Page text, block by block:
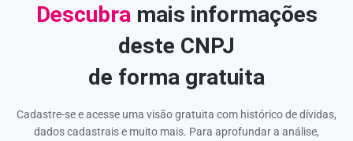
Descubra mais informações
deste CNPJ
de forma gratuita
Cadastre-se e acesse uma visão gratuita com histórico de dívidas,
dados cadastrais e muito mais. Para aprofundar a análise,